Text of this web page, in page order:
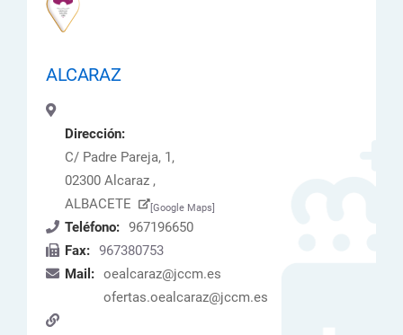
ALCARAZ
Dirección:
C/ Padre Pareja, 1,
02300 Alcaraz ,
ALBACETE
[Google Maps]
Teléfono: 967196650
Fax: 967380753
Mail: oealcaraz@jccm.es
ofertas.oealcaraz@jccm.es